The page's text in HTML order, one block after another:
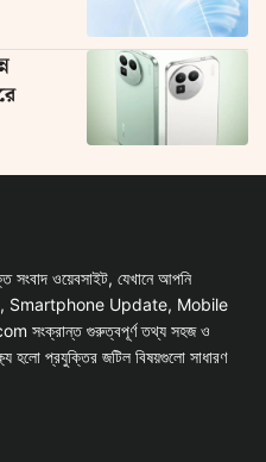
সংবাদ ওয়েবসাইট, যেখানে আপনি
Smartphone Update, Mobile
সংক্রান্ত গুরুত্বপূর্ণ তথ্য সহজ ও
হলো প্রযুক্তির জটিল বিষয়গুলো সাধারণ